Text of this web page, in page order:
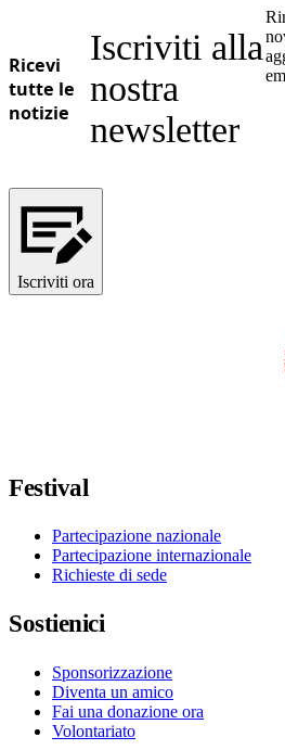
Ricevi
tutte le
notizie
Iscriviti alla
nostra
newsletter
Iscriviti ora
Festival
Partecipazione nazionale
Partecipazione internazionale
Richieste di sede
Sostienici
Sponsorizzazione
Diventa un amico
Fai una donazione ora
Volontariato